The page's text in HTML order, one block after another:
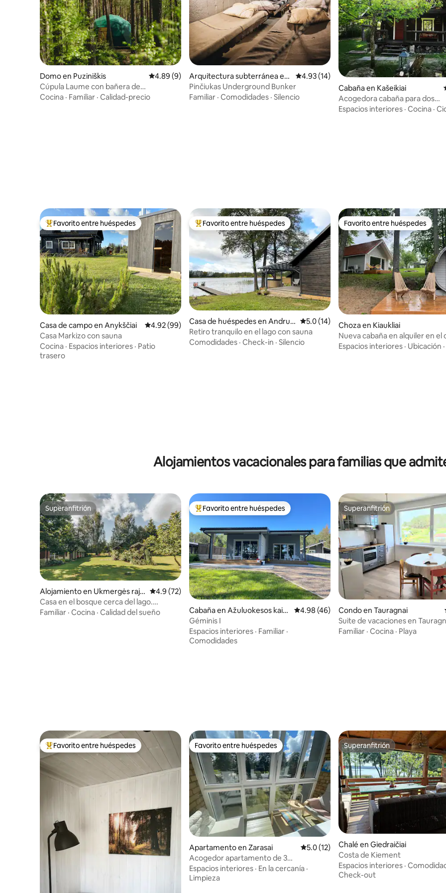
Domo en Puziniškis Calificación promedio: 4.89 de 5, 9 reseñas
4.89 (9)
Cúpula Laume con bañera de
hidromasaje
Cocina · Familiar · Calidad-precio
Arquitectura subterránea en
Kopūstėliai
Calificación promedio: 4.93 de 5, 14 reseñas
4.93 (14)
Pinčiukas Underground Bunker
Familiar · Comodidades · Silencio
Cabaña en Kašeikiai
Acogedora cabaña para dos
personas/cabaña en el bosque -
Espacios interiores · Cocina ·
Favorito entre huéspedes preferido
Favorito entre huéspedes
Casa de campo en Anykščiai Calificación promedio: 4.92 de 5, 99 reseñas
4.92 (99)
Casa Markizo con sauna
Cocina · Espacios interiores · Patio
trasero
Favorito entre huéspedes preferido
Favorito entre huéspedes
Casa de huéspedes en Andrulė
nai
Calificación promedio: 5.0 de 5, 14 reseñas
5.0 (14)
Retiro tranquilo en el lago con sauna
Comodidades · Check-in · Silencio
Favorito entre huéspedes
Favorito entre huéspedes
Choza en Kiaukliai
Nueva cabaña en alquiler en el
Kiaucli
Espacios interiores · Ubicación ·
Alojamientos vacacionales para familias que
Superanfitrión
Superanfitrión
Alojamiento en Ukmergės rajo
no.
Calificación promedio: 4.9 de 5, 72 reseñas
4.9 (72)
Casa en el bosque cerca del lago.
Descansa en la naturaleza
Familiar · Cocina · Calidad del sueño
Favorito entre huéspedes preferido
Favorito entre huéspedes
Cabaña en Ažuluokesos kaim
as
Calificación promedio: 4.98 de 5, 46 reseñas
4.98 (46)
Géminis I
Espacios interiores · Familiar ·
Comodidades
Superanfitrión
Superanfitrión
Condo en Tauragnai
Suite de vacaciones en
Familiar · Cocina · Playa
Favorito entre huéspedes preferido
Favorito entre huéspedes Favorito entre huéspedes
Favorito entre huéspedes
Apartamento en Zarasai Calificación promedio: 5.0 de 5, 12 reseñas
5.0 (12)
Acogedor apartamento de 3
habitaciones
Espacios interiores · En la cercanía ·
Limpieza
Superanfitrión
Superanfitrión
Chalé en Giedraičiai
Costa de Kiement
Espacios interiores ·
Check-out